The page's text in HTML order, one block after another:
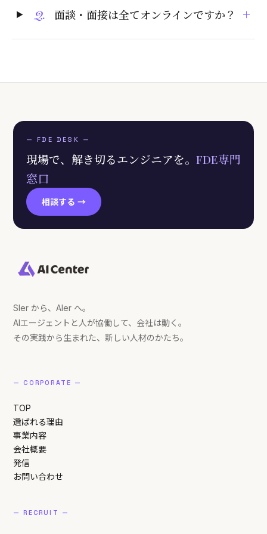
Q. 面談・面接は全てオンラインですか？ +
— FDE DESK —
現場で、解き切るエンジニアを。 FDE専門
窓口
相談する →
SIer から、AIer へ。
AIエージェントと人が協働して、会社は動く。
その実践から生まれた、新しい人材のかたち。
— CORPORATE —
TOP
選ばれる理由
事業内容
会社概要
発信
お問い合わせ
— RECRUIT —